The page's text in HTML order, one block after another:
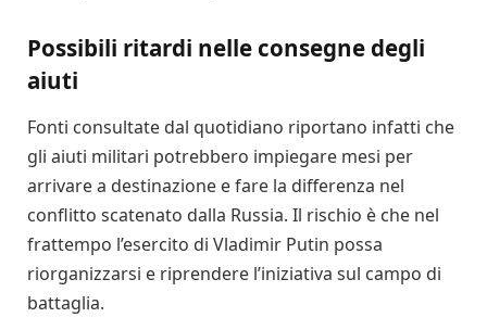
Possibili ritardi nelle consegne degli
aiuti
Fonti consultate dal quotidiano riportano infatti che
gli aiuti militari potrebbero impiegare mesi per
arrivare a destinazione e fare la differenza nel
conflitto scatenato dalla Russia. Il rischio è che nel
frattempo l’esercito di Vladimir Putin possa
riorganizzarsi e riprendere l’iniziativa sul campo di
battaglia.